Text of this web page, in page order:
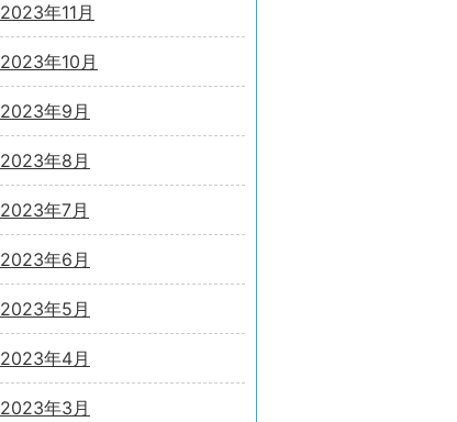
2023年11月
2023年10月
2023年9月
2023年8月
2023年7月
2023年6月
2023年5月
2023年4月
2023年3月